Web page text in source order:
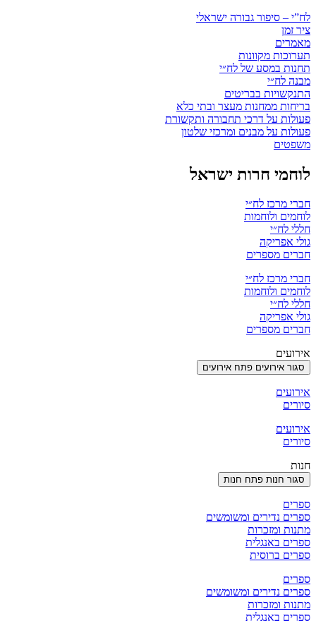
לח”י – סיפור גבורה ישראלי
ציר זמן
מאמרים
תערוכות מקוונות
תחנות במסע של לח״י
מבנה לח״י
התנקשויות בבריטים
בריחות ממחנות מעצר ובתי כלא
פעולות על דרכי תחבורה ותקשורת
פעולות על מבנים ומרכזי שלטון
משפטים
לוחמי חרות ישראל
חברי מרכז לח״י
לוחמים ולוחמות
חללי לח״י
גולי אפריקה
חברים מספרים
חברי מרכז לח״י
לוחמים ולוחמות
חללי לח״י
גולי אפריקה
חברים מספרים
אירועים
סגור אירועים פתח אירועים
אירועים
סיורים
אירועים
סיורים
חנות
סגור חנות פתח חנות
ספרים
ספרים נדירים ומשומשים
מתנות ומזכרות
ספרים באנגלית
ספרים ברוסית
ספרים
ספרים נדירים ומשומשים
מתנות ומזכרות
ספרים באנגלית